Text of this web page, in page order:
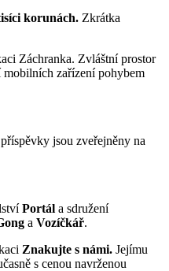
korunách. Zkrátka
Záchranka. Zvláštní prostor
zařízení pohybem
jsou zveřejněny na
Portál a sdružení
a Vozíčkář.
Znakujte s námi. Jejímu
s cenou navrženou